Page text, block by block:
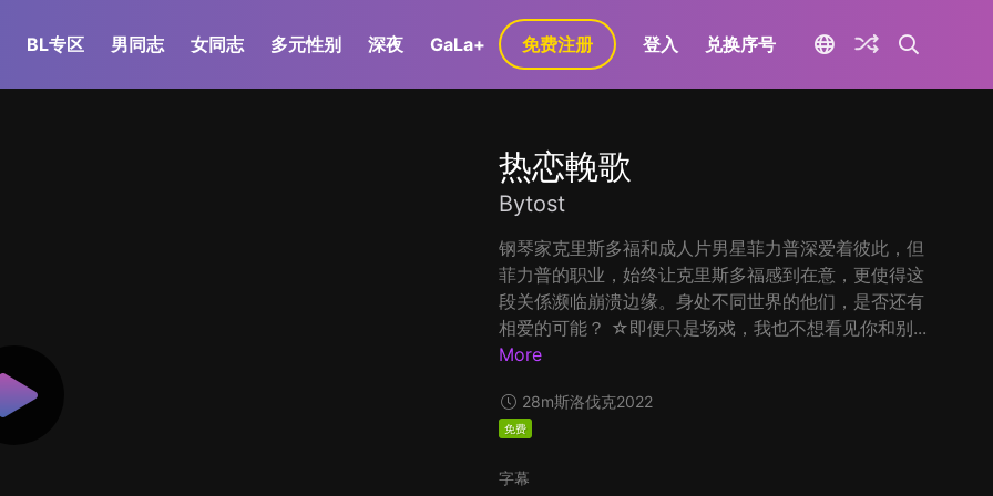
BL专区 男同志 女同志 多元性别 深夜 GaLa+ 免费注册 登入 兑换序号
热恋輓歌
Bytost
钢琴家克里斯多福和成人片男星菲力普深爱着彼此，但
菲力普的职业，始终让克里斯多福感到在意，更使得这
段关係濒临崩溃边缘。身处不同世界的他们，是否还有
相爱的可能？ ☆即便只是场戏，我也不想看见你和别...
More
28m斯洛伐克2022
免费
字幕